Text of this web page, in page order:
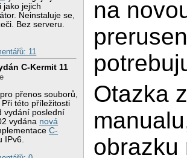
jako jejich
Neinstaluje se,
Bez serveru.
11
C-Kermit 11
přenos souborů,
. Při této příležitosti
vydání poslední
vydána nová
C-
IPv6.
na
Otazka
obrazku